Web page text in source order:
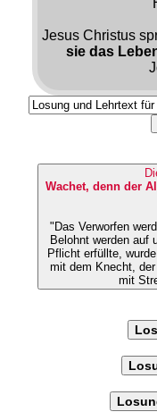
Jesus Christus
sie das
Wachet, denn der
"Das Verworfen
Belohnt werden auf unserer
Pflicht erfüllte,
mit dem Knecht,
mit